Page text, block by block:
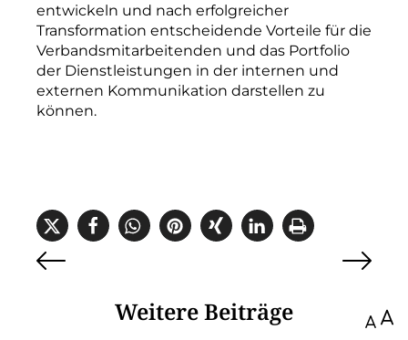
entwickeln und nach erfolgreicher
Transformation entscheidende Vorteile für die
Verbandsmitarbeitenden und das Portfolio
der Dienstleistungen in der internen und
externen Kommunikation darstellen zu
können.
Weitere Beiträge
100